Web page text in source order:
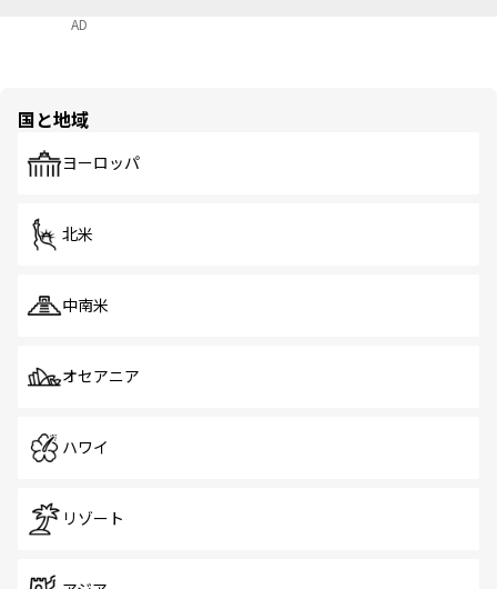
AD
国と地域
ヨーロッパ
北米
中南米
オセアニア
ハワイ
リゾート